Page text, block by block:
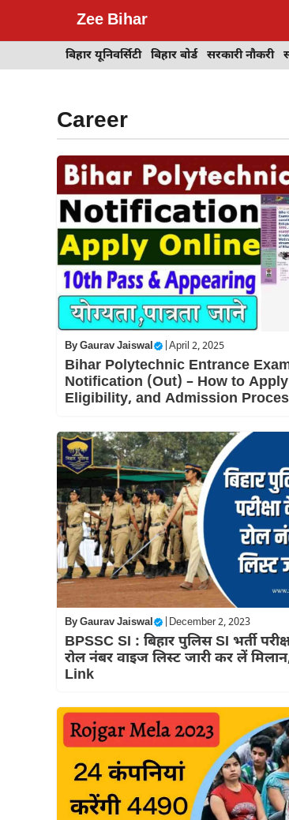
Zee Bihar
बिहार यूनिवर्सिटी बिहार बोर्ड सरकारी नौकरी
Career
ByGaurav Jaiswal April 2, 2025
Bihar Polytechnic Entrance
Notification (Out) – How to
Eligibility, and Admission
ByGaurav Jaiswal December 2, 2023
BPSSC SI : बिहार पुलिस SI भर्ती
रोल नंबर वाइज लिस्ट जारी कर लें
Link